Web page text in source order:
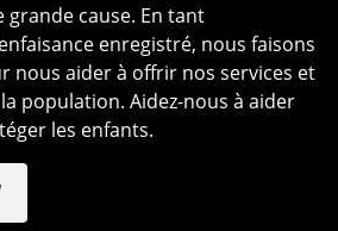
grande cause. En tant
enregistré, nous faisons
nous aider à offrir nos services et
population. Aidez-nous à aider
les enfants.